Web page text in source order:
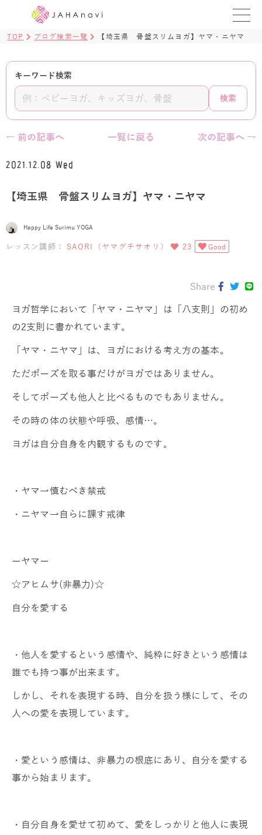
教室を探す
BLOG
ヨガ資格講座 ›
JAHAYOGA
TOP ブログ検索一覧 【埼玉県 骨盤スリムヨガ】ヤマ・ニヤマ
キーワード検索
検索
← 前の記事へ 一覧に戻る 次の記事へ →
2021.12.08 Wed
【埼玉県 骨盤スリムヨガ】ヤマ・ニヤマ
Happy Life Surimu YOGA
レッスン講師： SAORI（ヤマグチサオリ） 23 Good
Share
ヨガ哲学において「ヤマ・ニヤマ」は「八支則」の初め
の2支則に書かれています。
「ヤマ・ニヤマ」は、ヨガにおける考え方の基本。
ただポーズを取る事だけがヨガではありません。
そしてポーズも他人と比べるものでもありません。
その時の体の状態や呼吸、感情…。
ヨガは自分自身を内観するものです。
・ヤマ→慎むべき禁戒
・ニヤマ→自らに課す戒律
ーヤマー
☆アヒムサ(非暴力)☆
自分を愛する
・他人を愛するという感情や、純粋に好きという感情は
誰でも持つ事が出来ます。
しかし、それを表現する時、自分を扱う様にして、その
人への愛を表現しています。
・愛という感情は、非暴力の根底にあり、自分を愛する
事から始まります。
・自分自身を愛せて初めて、愛をしっかりと他人に表現